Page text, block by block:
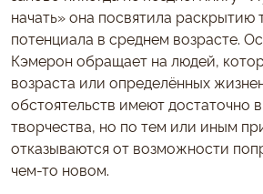
начать» она посвятила раскрытию
потенциала в среднем возрасте.
Кэмерон обращает на людей,
возраста или определённых
обстоятельств имеют достаточно
творчества, но по тем или иным
отказываются от возможности
чем-то новом.